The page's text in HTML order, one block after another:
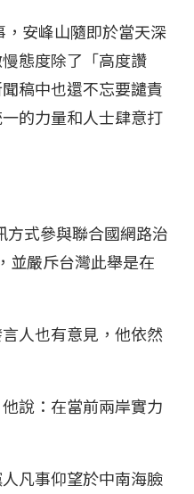
安峰山隨即於當天深
態度除了「高度讚
稿中也還不忘要譴責
的力量和人士肆意打
方式參與聯合國網路治
並嚴斥台灣此舉是在
人也有意見，他依然
說：在當前兩岸實力
凡事仰望於中南海臉
國際】路透：德...